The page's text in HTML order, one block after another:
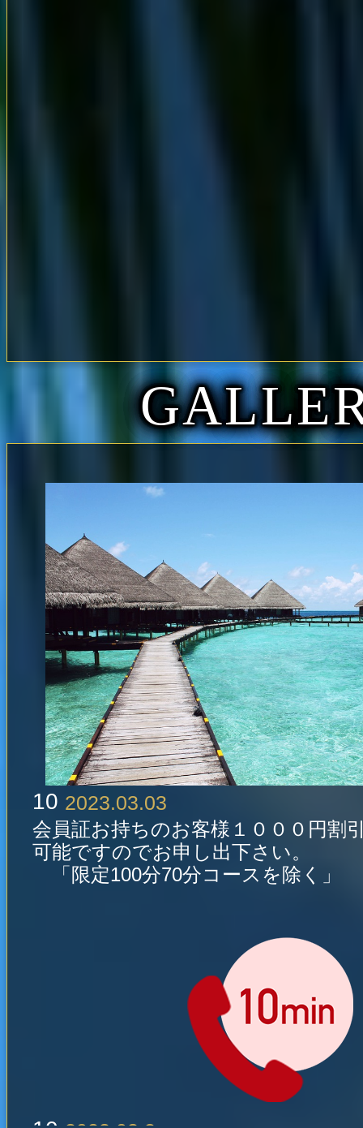
「限定」時間もセラピストさんもお
割引させて頂きます。
新人さんを含む当日空き時間人気上
のご案内となります。
有る様で無かった
ご予約の際に『お任せで・・』とお
2023.03.02
熱海・箱根・小田原観光で、又
で、他湘南地区からの団体様歓
す。
10 2023.03.03
会員証お持ちのお客様１０００円割
可能ですのでお申し出下さい。
「限定100分70分コースを除く」